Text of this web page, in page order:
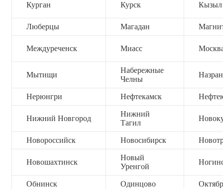
Курган Курск Кызыл
Люберцы Магадан
Междуреченск Миасс
Мытищи
Набережные
Челны
Нерюнгри Нефтекамск
Нижний Новгород
Нижний
Тагил
Новороссийск Новосибирск
Новошахтинск
Новый
Уренгой
Обнинск Одинцово